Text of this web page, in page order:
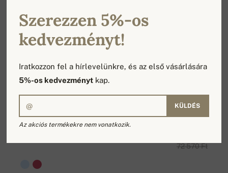
72 570 Ft
Szerezzen 5%-os
kedvezményt!
Iratkozzon fel a hírlevelünkre, és az első vásárlására
5%-os kedvezményt kap.
KÜLDÉS
Az akciós termékekre nem vonatkozik.